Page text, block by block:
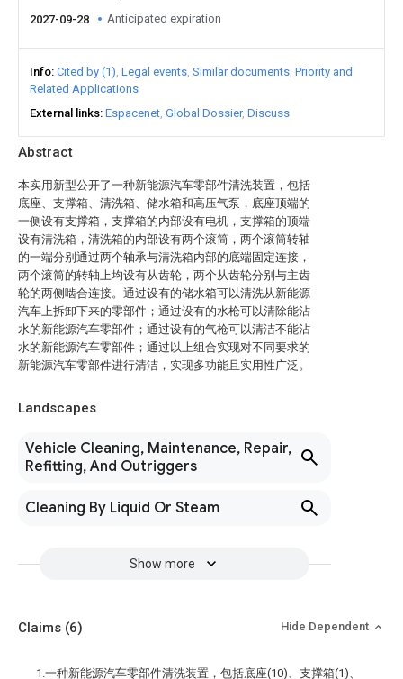
Abstract
本实用新型公开了一种新能源汽车零部件清洗装置，包括
底座、支撑箱、清洗箱、储水箱和高压气泵，底座顶端的
一侧设有支撑箱，支撑箱的内部设有电机，支撑箱的顶端
设有清洗箱，清洗箱的内部设有两个滚筒，两个滚筒转轴
的一端分别通过两个轴承与清洗箱内部的底端固定连接，
两个滚筒的转轴上均设有从齿轮，两个从齿轮分别与主齿
轮的两侧啮合连接。通过设有的储水箱可以清洗从新能源
汽车上拆卸下来的零部件；通过设有的水枪可以清除能沾
水的新能源汽车零部件；通过设有的气枪可以清洁不能沾
水的新能源汽车零部件；通过以上组合实现对不同要求的
新能源汽车零部件进行清洁，实现多功能且实用性广泛。
Landscapes
Vehicle Cleaning, Maintenance, Repair,
Refitting, And Outriggers
Cleaning By Liquid Or Steam
Show more
2027-09-28 Anticipated expiration
Info Cited by (1) Legal events Similar documents Priority and
Related Applications
External links Espacenet Global Dossier Discuss
Claims (6) Hide Dependent
1.一种新能源汽车零部件清洗装置，包括底座(10)、支撑箱(1)、